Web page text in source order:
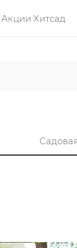
Акции Хитсад